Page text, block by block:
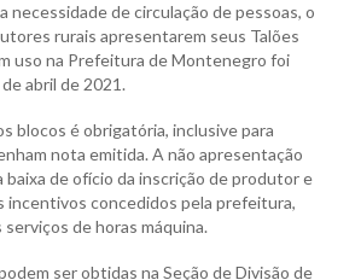
necessidade de circulação de pessoas, o
rurais apresentarem seus Talões
uso na Prefeitura de Montenegro foi
abril de 2021.
blocos é obrigatória, inclusive para
nota emitida. A não apresentação
baixa de ofício da inscrição de produtor e
incentivos concedidos pela prefeitura,
de horas máquina.
ser obtidas na Seção de Divisão de